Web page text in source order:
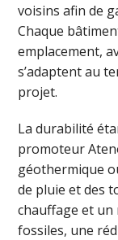
voisins afin de
Chaque
emplacement,
s’adaptent au
projet.
La durabilité
promoteur
géothermique
de pluie et des
chauffage et
fossiles, une